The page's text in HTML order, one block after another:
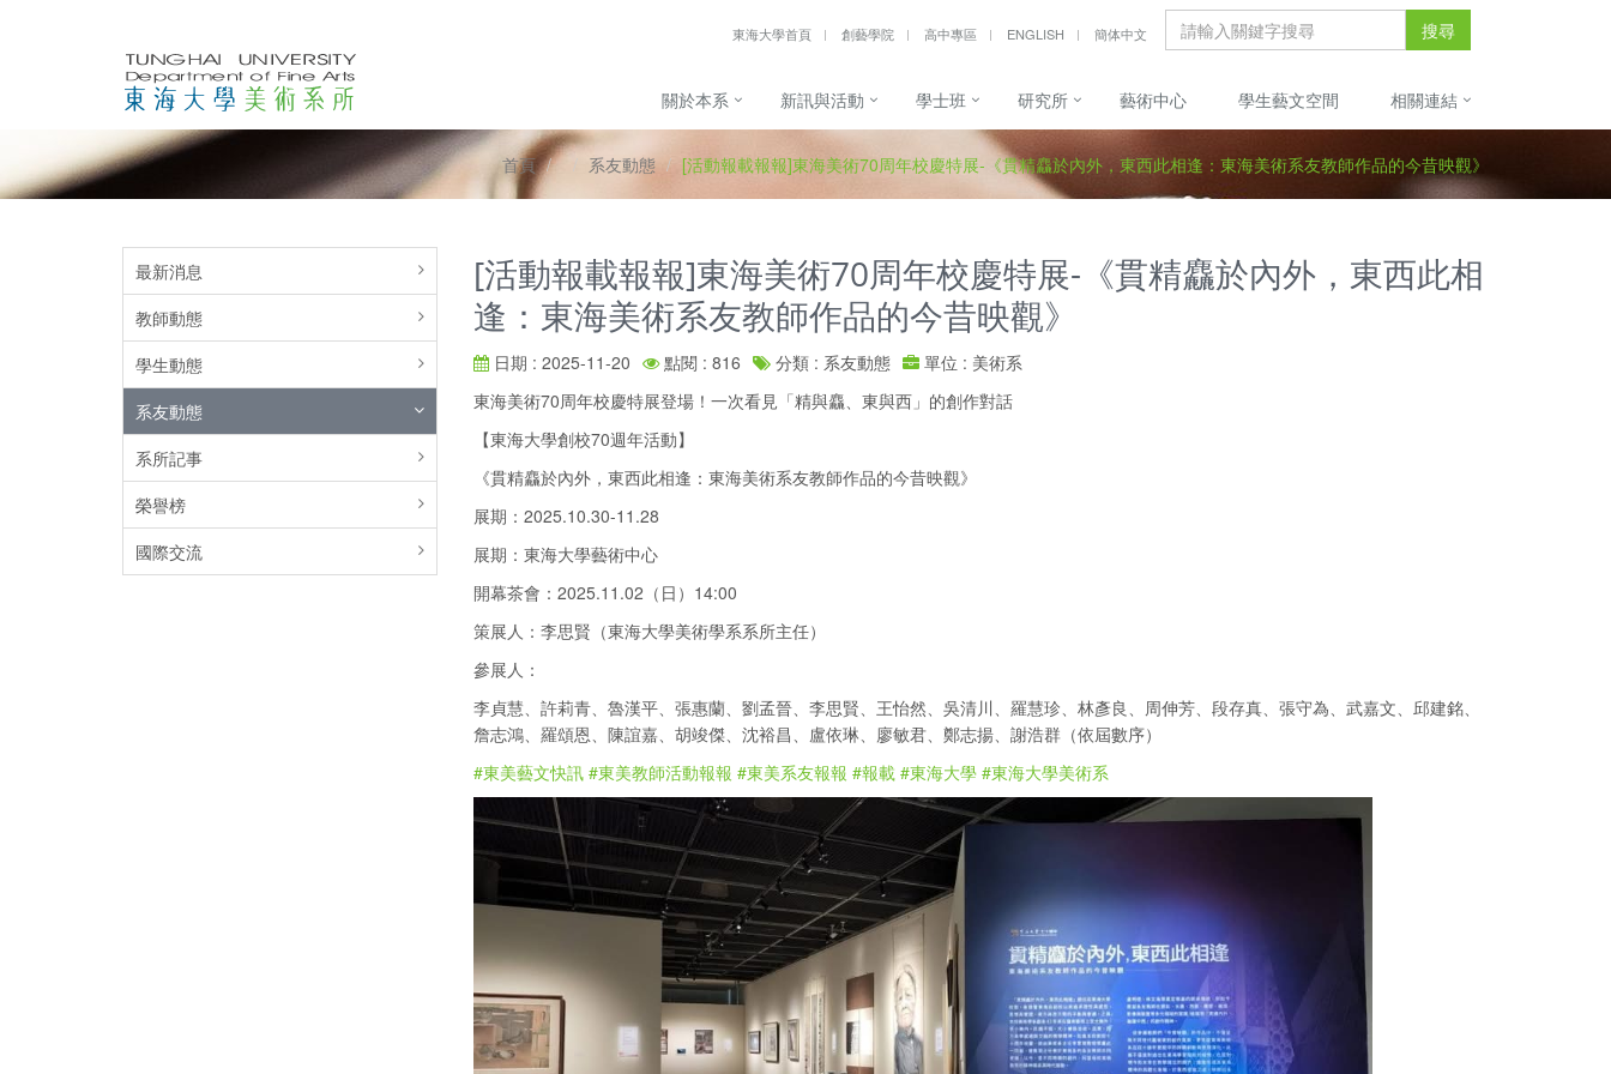
東海大學首頁 創藝學院 高中專區 ENGLISH 簡体中文 搜尋
關於本系 新訊與活動 學士班 研究所 藝術中心 學生藝文空間 相關連結
首頁 系友動態 [活動報載報報]東海美術70周年校慶特展-《貫精麤於內外，東西此相逢：東海美術系友教師作品的今昔映觀》
最新消息
教師動態
學生動態
系友動態
系所記事
榮譽榜
國際交流
[活動報載報報]東海美術70周年校慶特展-《貫精麤於內外，東西此相
逢：東海美術系友教師作品的今昔映觀》
日期 : 2025-11-20 點閱 : 816 分類 : 系友動態
單位 : 美術系
東海美術70周年校慶特展登場！一次看見「精與麤、東與西」的創作對話
【東海大學創校70週年活動】
《貫精麤於內外，東西此相逢：東海美術系友教師作品的今昔映觀》
展期：2025.10.30-11.28
展期：東海大學藝術中心
開幕茶會：2025.11.02（日）14:00
策展人：李思賢（東海大學美術學系系所主任）
參展人：
李貞慧、許莉青、魯漢平、張惠蘭、劉孟晉、李思賢、王怡然、吳清川、羅慧珍、林彥良、周伸芳、段存真、張守為、武嘉文、邱建銘、
詹志鴻、羅頌恩、陳誼嘉、胡竣傑、沈裕昌、盧依琳、廖敏君、鄭志揚、謝浩群（依屆數序）
#東美藝文快訊 #東美教師活動報報 #東美系友報報 #報載 #東海大學 #東海大學美術系